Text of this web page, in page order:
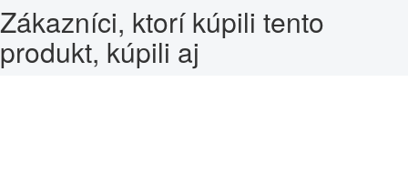
Zákazníci, ktorí kúpili tento
produkt, kúpili aj